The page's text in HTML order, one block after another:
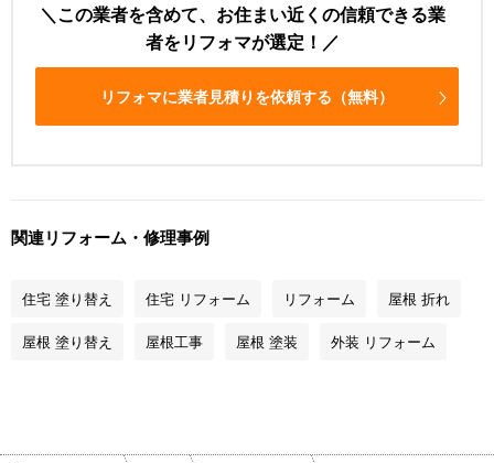
この業者を含めて、お住まい近くの信頼できる業
者をリフォマが選定！
リフォマに業者見積りを依頼する（無料）
関連リフォーム・修理事例
住宅 塗り替え 住宅 リフォーム リフォーム 屋根 折れ
屋根 塗り替え 屋根工事 屋根 塗装 外装 リフォーム